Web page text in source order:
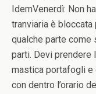
IdemVenerdì: Non
tranviaria è bloccata
qualche parte come
parti. Devi prendere
mastica portafogli e
con dentro l’orario